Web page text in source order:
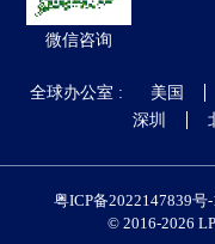
微信咨询
全球办公室 : 美国
深圳
粤ICP备2022147839号-
© 2016-2026